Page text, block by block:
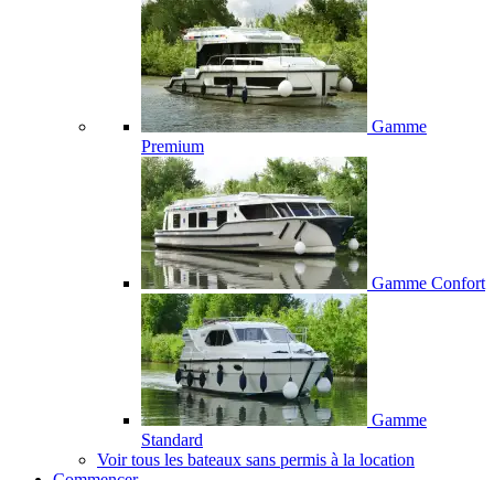
Gamme
Premium
Gamme Confort
Gamme
Standard
Voir tous les bateaux sans permis à la location